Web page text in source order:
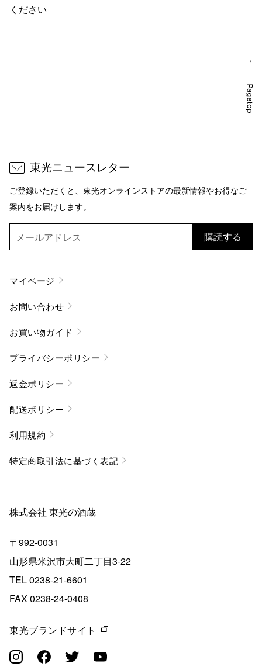
ください
東光ニュースレター
ご登録いただくと、東光オンラインストアの最新情報やお得なご
案内をお届けします。
購読する
マイページ
お問い合わせ
お買い物ガイド
プライバシーポリシー
返金ポリシー
配送ポリシー
利用規約
特定商取引法に基づく表記
株式会社 東光の酒蔵
〒992-0031
山形県米沢市大町二丁目3-22
TEL 0238-21-6601
FAX 0238-24-0408
東光ブランドサイト